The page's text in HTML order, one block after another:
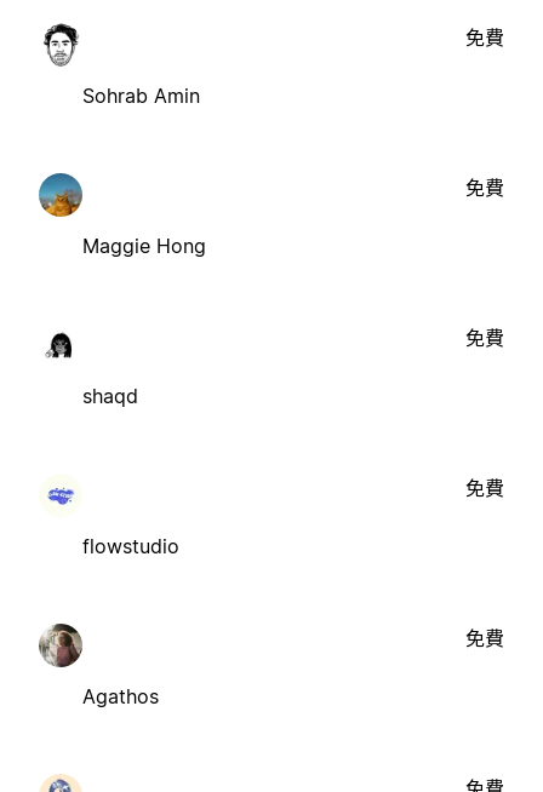
Sohrab Amin
免費
Maggie Hong
免費
shaqd
免費
flowstudio
免費
Agathos
免費